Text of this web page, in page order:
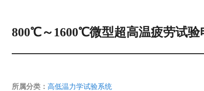
800℃～1600℃微型超高温疲劳试验
所属分类： 高低温力学试验系统